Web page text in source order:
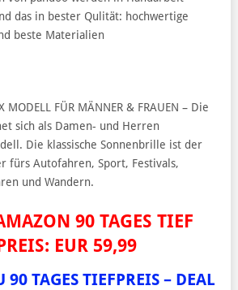
das in bester Qulität: hochwertige
beste Materialien
MODELL FÜR MÄNNER & FRAUEN – Die
sich als Damen- und Herren
Die klassische Sonnenbrille ist der
fürs Autofahren, Sport, Festivals,
und Wandern.
90 TAGES TIEF
EUR 59,99
90 TAGES TIEFPREIS – DEAL